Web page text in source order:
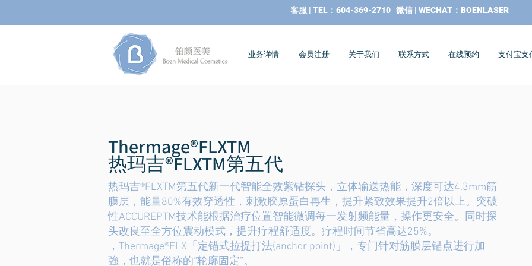
​客服 | TEL：604-369-2710 微信 | WECHAT：BOENLASER
​业务详情 会员注册 关于我们 联系方式 在线预约 支付宝支
Thermage®FLXTM
热玛吉®FLXTM第五代
热玛吉®FLXTM第五代新一代智能全效紫钻探头，立体输送热能，深度可达4.3mm筋
膜层，能量80%有效穿透性，刺激胶原蛋白再生，提升紧致效果提升2倍以上。突破
性ACCUREPTM技术能根据治疗位置智能微调每一发射频能量，操作更安全。同时探
头改良至全方位震动模式，提升疗程舒适度。疗程时间节省高达25%。
，Thermage®FLX「定锚式拉提打法(anchor point)」，专门针对筋膜层锚点进行加
強，也就是俗称的“轮廓固定”。